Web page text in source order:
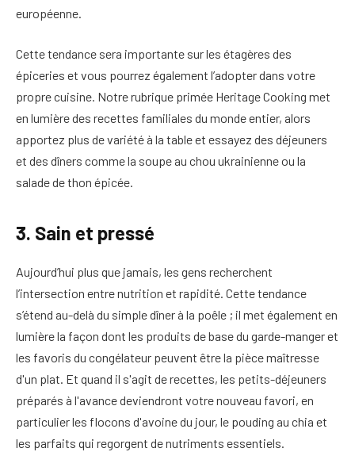
européenne.
Cette tendance sera importante sur les étagères des
épiceries et vous pourrez également l’adopter dans votre
propre cuisine. Notre rubrique primée Heritage Cooking met
en lumière des recettes familiales du monde entier, alors
apportez plus de variété à la table et essayez des déjeuners
et des dîners comme la soupe au chou ukrainienne ou la
salade de thon épicée.
3. Sain et pressé
Aujourd’hui plus que jamais, les gens recherchent
l’intersection entre nutrition et rapidité. Cette tendance
s’étend au-delà du simple dîner à la poêle ; il met également en
lumière la façon dont les produits de base du garde-manger et
les favoris du congélateur peuvent être la pièce maîtresse
d'un plat. Et quand il s'agit de recettes, les petits-déjeuners
préparés à l'avance deviendront votre nouveau favori, en
particulier les flocons d'avoine du jour, le pouding au chia et
les parfaits qui regorgent de nutriments essentiels.